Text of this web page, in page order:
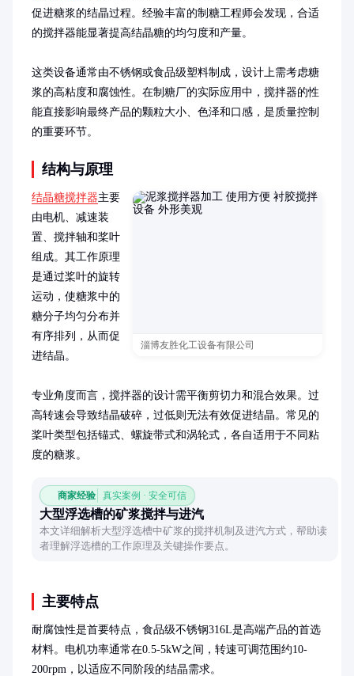
促进糖浆的结晶过程。经验丰富的制糖工程师会发现，合适
的搅拌器能显著提高结晶糖的均匀度和产量。
这类设备通常由不锈钢或食品级塑料制成，设计上需考虑糖
浆的高粘度和腐蚀性。在制糖厂的实际应用中，搅拌器的性
能直接影响最终产品的颗粒大小、色泽和口感，是质量控制
的重要环节。
结构与原理
淄博友胜化工设备有限公司
结晶糖搅拌器主要
由电机、减速装
置、搅拌轴和桨叶
组成。其工作原理
是通过桨叶的旋转
运动，使糖浆中的
糖分子均匀分布并
有序排列，从而促
进结晶。
专业角度而言，搅拌器的设计需平衡剪切力和混合效果。过
高转速会导致结晶破碎，过低则无法有效促进结晶。常见的
桨叶类型包括锚式、螺旋带式和涡轮式，各自适用于不同粘
度的糖浆。
商家经验 真实案例 · 安全可信
大型浮选槽的矿浆搅拌与进汽
本文详细解析大型浮选槽中矿浆的搅拌机制及进汽方式，帮助读
者理解浮选槽的工作原理及关键操作要点。
主要特点
耐腐蚀性是首要特点，食品级不锈钢316L是高端产品的首选
材料。电机功率通常在0.5-5kW之间，转速可调范围约10-
200rpm，以适应不同阶段的结晶需求。